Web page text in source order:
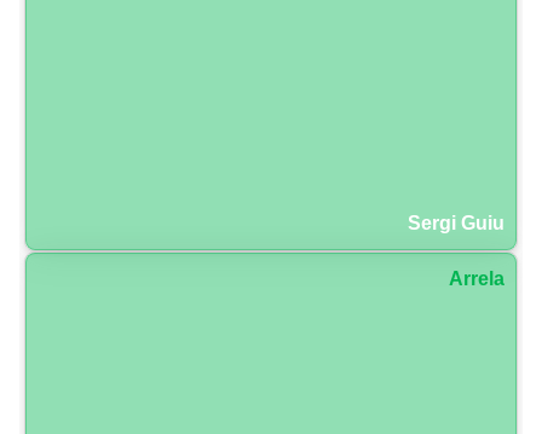
Sergi Guiu
Arrela